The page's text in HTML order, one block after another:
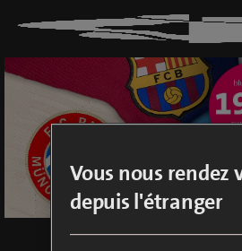
Blue+
Sport
Films & Séries
Tous les abos
Vous nous rendez
depuis l'étranger